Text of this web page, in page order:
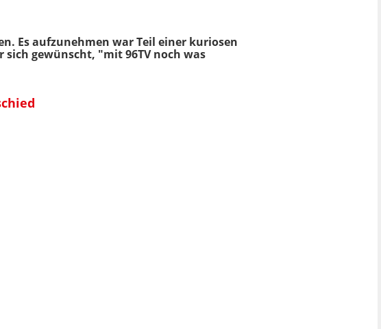
Es aufzunehmen war Teil einer kuriosen
gewünscht, "mit 96TV noch was